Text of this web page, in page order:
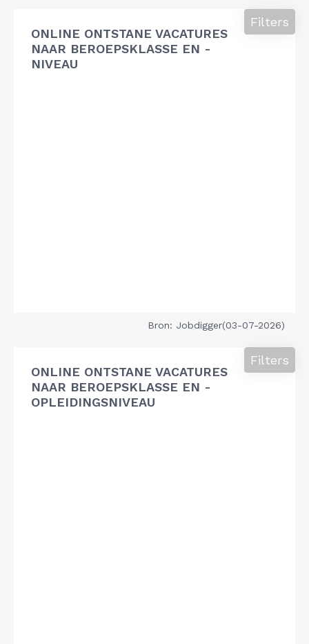
ONLINE ONTSTANE VACATURES
NAAR BEROEPSKLASSE EN -
NIVEAU
Filters
Bron: Jobdigger(03-07-2026)
ONLINE ONTSTANE VACATURES
NAAR BEROEPSKLASSE EN -
OPLEIDINGSNIVEAU
Filters